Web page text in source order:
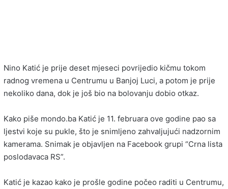
Nino Katić je prije deset mjeseci povrijedio kičmu tokom
radnog vremena u Centrumu u Banjoj Luci, a potom je prije
nekoliko dana, dok je još bio na bolovanju dobio otkaz.
Kako piše mondo.ba Katić je 11. februara ove godine pao sa
ljestvi koje su pukle, što je snimljeno zahvaljujući nadzornim
kamerama. Snimak je objavljen na Facebook grupi “Crna lista
poslodavaca RS”.
Katić je kazao kako je prošle godine počeo raditi u Centrumu,